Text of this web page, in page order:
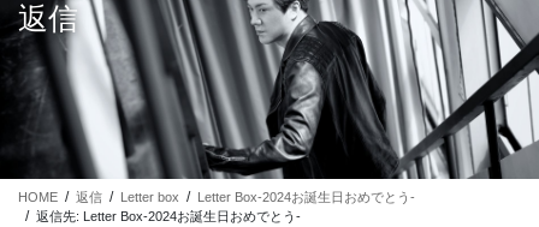
動
返信
HOME 返信 Letter box
Letter Box-2024お誕生日おめでとう-
返信先: Letter Box-2024お誕生日おめでとう-